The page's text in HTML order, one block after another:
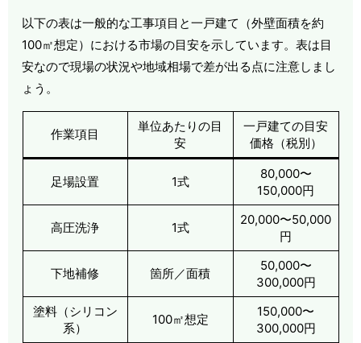
以下の表は一般的な工事項目と一戸建て（外壁面積を約
100㎡想定）における市場の目安を示しています。表は目
安なので現場の状況や地域相場で差が出る点に注意しまし
ょう。
作業項目
単位あたりの目
安
一戸建ての目安
価格（税別）
足場設置 1式
80,000〜
150,000円
高圧洗浄 1式
20,000〜50,000
円
下地補修 箇所／面積
50,000〜
300,000円
塗料（シリコン
系）
100㎡想定
150,000〜
300,000円